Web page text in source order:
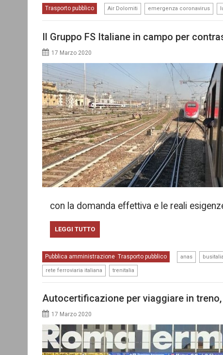
Trasporto pubblico Air Dolomiti emergenza coronavirus
Il Gruppo FS Italiane in campo per
17 Marzo 2020
con la domanda effettiva e le reali
LEGGI TUTTO
Pubblica amministrazione Trasporto pubblico anas busitalia
rete ferroviaria italiana trenitalia
Autocertificazione per viaggiare in
17 Marzo 2020